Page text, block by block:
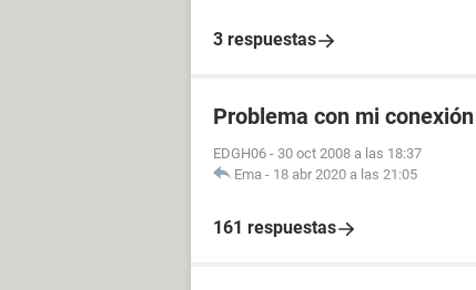
3 respuestas
Problema con mi
EDGH06 - 30 oct 2008 a las 18:37
Ema - 18 abr 2020 a las 21:05
161 respuestas